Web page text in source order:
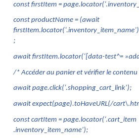
const firstItem =
const productName = (await
;
await firstItem.locator(‘[data-test^=
/* Accéder au panier et vérifier le
await page.click(‘.shopping_cart_link’);
await expect(page).toHaveURL(/
const cartItem = page.locator(‘.cart_item
.inventory_item_name’);